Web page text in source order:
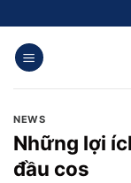
đến
nội
dung
NEWS
Những lợi
đầu cos